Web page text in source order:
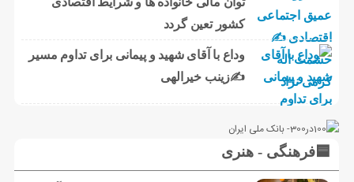
کشور تعین گردد
وداع با آقای شهید و پیمانی برای تداوم مسیر
✍زینب خیرالهی
🟦فرهنگی - هنری